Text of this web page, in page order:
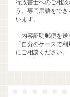
行政書士へのご相談
う、専門用語をで
います。
「内容証明郵便を
「自分のケースで
にご相談ください。